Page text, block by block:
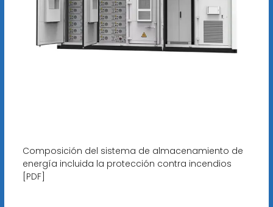
Composición del sistema de almacenamiento de
energía incluida la protección contra incendios
[PDF]